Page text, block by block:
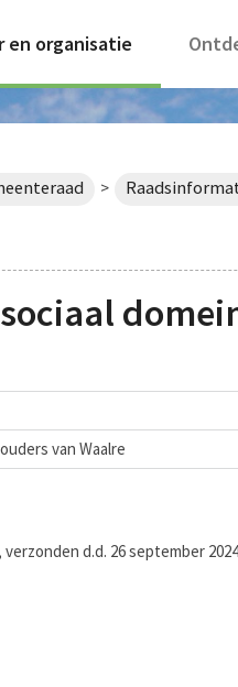
en organisatie
>
van Waalre
d.d. 26 september